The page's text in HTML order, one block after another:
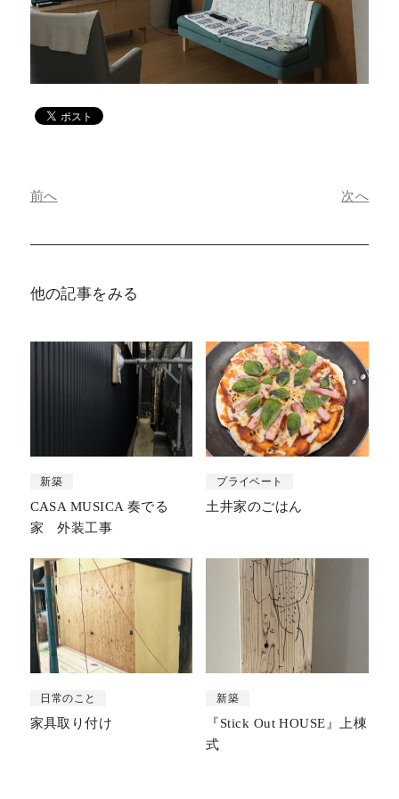
前へ 次へ
他の記事をみる
新築
CASA MUSICA 奏でる
家 外装工事
プライベート
土井家のごはん
日常のこと
家具取り付け
新築
『Stick Out HOUSE』上棟
式